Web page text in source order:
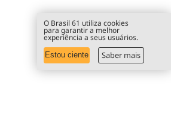
O Brasil 61 utiliza cookies
para garantir a melhor
experiência a seus usuários.
Estou ciente Saber mais